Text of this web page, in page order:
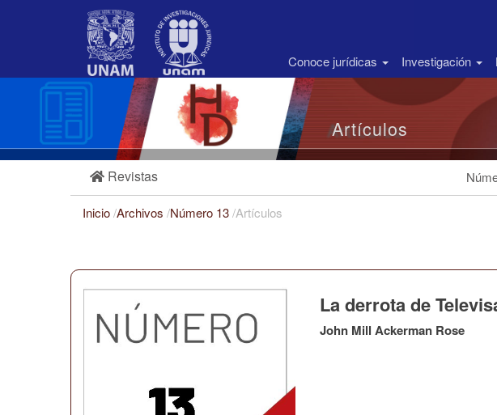
Barra
Conoce jurídicas Investigación
Artículos
Revistas
Inicio/Archivos /Número 13/Artículos
La derrota de
John Mill Ackerman Rose